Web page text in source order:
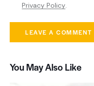
Privacy Policy
You May Also Like